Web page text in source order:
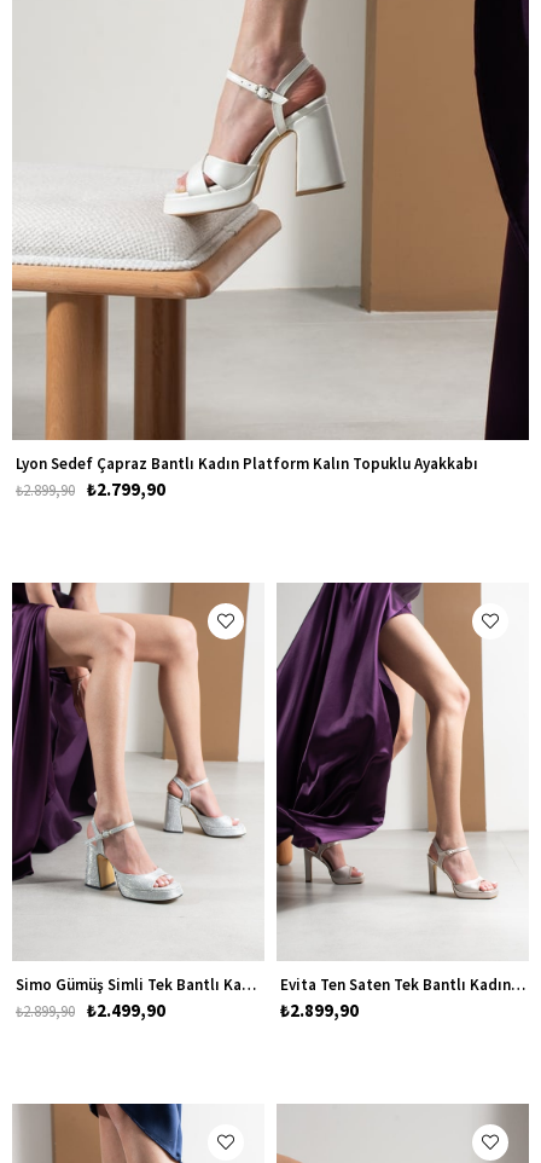
Lyon Sedef Çapraz Bantlı Kadın Platform Kalın Topuklu Ayakkabı
₺2.799,90
₺2.899,90
Simo Gümüş Simli Tek Bantlı Kadın Platform Kalın Topuklu Ayakkabı
₺2.499,90
₺2.899,90
Evita Ten Saten Tek Bantlı Kadın Platform Topuklu Ayakkabı
₺2.899,90